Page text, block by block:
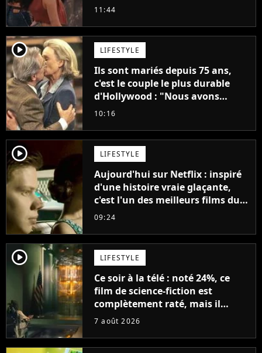
annonce son premier album,
11:44
player2 LIFESTYLE
Ils sont mariés depuis 75 ans,
c'est le couple le plus durable
d'Hollywood : "Nous avons
avancé jour après jour, et les
décennies"
10:16
player2 LIFESTYLE
Aujourd'hui sur Netflix : inspiré
d'une histoire vraie glaçante,
c'est l'un des meilleurs films du
21ème siècle
09:24
player2 LIFESTYLE
Ce soir à la télé : noté 24%, ce
film de science-fiction est
complètement raté, mais il
aurait pu être encore pire à
7 août 2026